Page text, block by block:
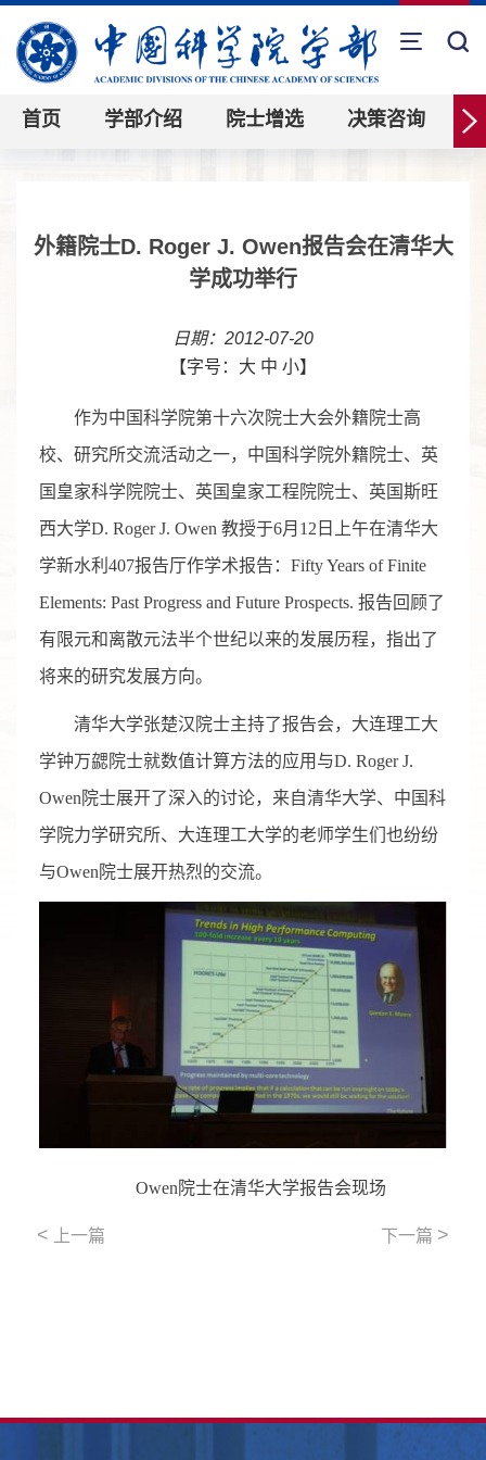
首页 学部介绍 院士增选 决策咨询
外籍院士D. Roger J. Owen报告会在清华大
学成功举行
日期：2012-07-20
【字号： 大 中 小】
作为中国科学院第十六次院士大会外籍院士高
校、研究所交流活动之一，中国科学院外籍院士、英
国皇家科学院院士、英国皇家工程院院士、英国斯旺
西大学D. Roger J. Owen 教授于6月12日上午在清华大
学新水利407报告厅作学术报告：Fifty Years of Finite
Elements: Past Progress and Future Prospects. 报告回顾了
有限元和离散元法半个世纪以来的发展历程，指出了
将来的研究发展方向。
清华大学张楚汉院士主持了报告会，大连理工大
学钟万勰院士就数值计算方法的应用与D. Roger J.
Owen院士展开了深入的讨论，来自清华大学、中国科
学院力学研究所、大连理工大学的老师学生们也纷纷
与Owen院士展开热烈的交流。
Owen院士在清华大学报告会现场
< 上一篇 下一篇 >